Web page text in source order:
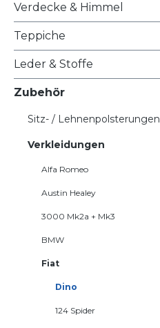
Verdecke & Himmel
Teppiche
Leder & Stoffe
Zubehör
Sitz- / Lehnenpolsterungen
Verkleidungen
Alfa Romeo
Austin Healey
3000 Mk2a + Mk3
BMW
Fiat
Dino
124 Spider